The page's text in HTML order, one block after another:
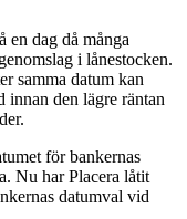
en dag då många
i lånestocken.
samma datum kan
innan den lägre räntan
för bankernas
Nu har Placera låtit
datumval vid